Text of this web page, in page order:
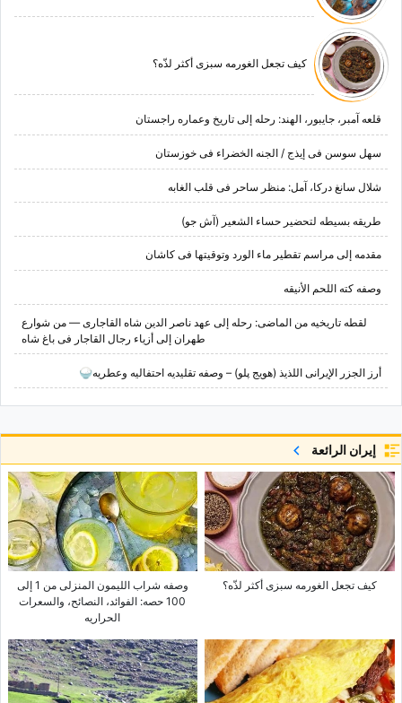
کیف تجعل الغورمه سبزی أکثر لذّه؟
قلعه آمبر، جایبور، الهند: رحله إلى تاریخ وعماره راجستان
سهل سوسن فی إیذج / الجنه الخضراء فی خوزستان
شلال سانغ درکا، آمل: منظر ساحر فی قلب الغابه
طریقه بسیطه لتحضیر حساء الشعیر (آش جو)
مقدمه إلى مراسم تقطیر ماء الورد وتوقیتها فی کاشان
وصفه کته اللحم الأنیقه
لقطه تاریخیه من الماضی: رحله إلى عهد ناصر الدین شاه القاجاری — من شوارع
طهران إلى أزیاء رجال القاجار فی باغ شاه
أرز الجزر الإیرانی اللذیذ (هویج پلو) – وصفه تقلیدیه احتفالیه وعطریه🍚
إيران الرائعة
کیف تجعل الغورمه سبزی أکثر لذّه؟
وصفه شراب اللیمون المنزلی من 1 إلى
100 حصه: الفوائد، النصائح، والسعرات
الحراریه